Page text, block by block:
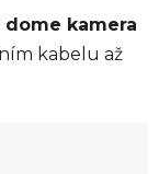
dome kamera
kabelu až